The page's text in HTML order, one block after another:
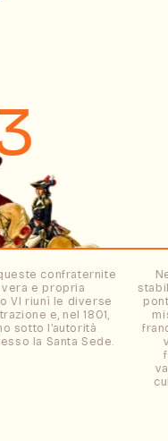
confraternite
vera e propria
VI riunì le diverse
e, nel 1801,
sotto l’autorità
la Santa Sede.